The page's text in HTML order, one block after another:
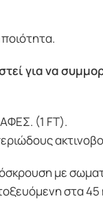
για να
(1 FT).
με
στα 45